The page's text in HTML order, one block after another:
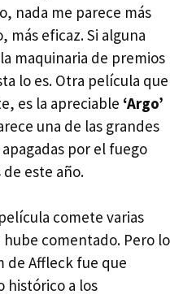
nada me parece más
más eficaz. Si alguna
maquinaria de premios
lo es. Otra película que
es la apreciable ‘Argo’
una de las grandes
por el fuego
este año.
comete varias
hube comentado. Pero lo
de Affleck fue que
histórico a los